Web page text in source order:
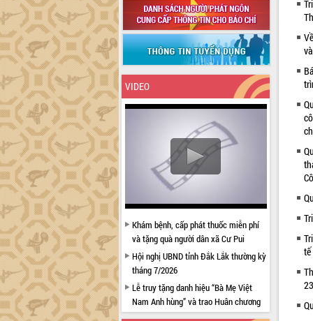
VIDEO
Khám bệnh, cấp phát thuốc miễn phí
và tặng quà người dân xã Cư Pui
Hội nghị UBND tỉnh Đắk Lắk thường kỳ
tháng 7/2026
Lễ truy tặng danh hiệu “Bà Mẹ Việt
Nam Anh hùng” và trao Huân chương
Lao động